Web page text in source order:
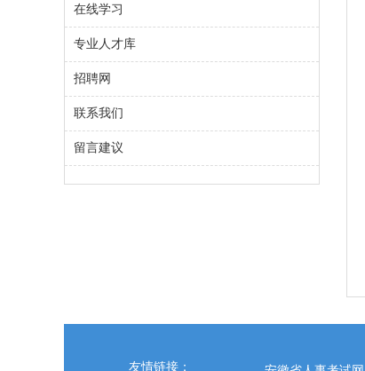
在线学习
专业人才库
招聘网
联系我们
留言建议
友情链接：